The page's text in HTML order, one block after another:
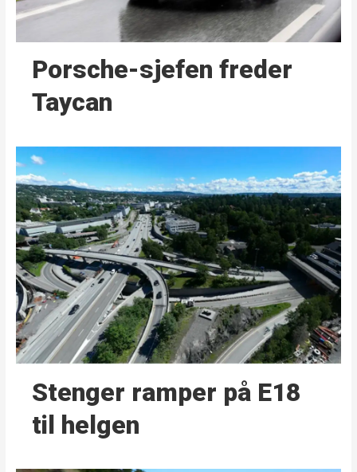
Porsche-sjefen freder
Taycan
Stenger ramper på E18
til helgen